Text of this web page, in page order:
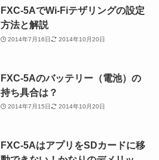
FXC-5AでWi-Fiテザリングの設定
方法と解説
2014年7月16日 2014年10月20日
FXC-5Aのバッテリー（電池）の
持ち具合は？
2014年7月15日 2014年10月20日
FXC-5AはアプリをSDカードに移